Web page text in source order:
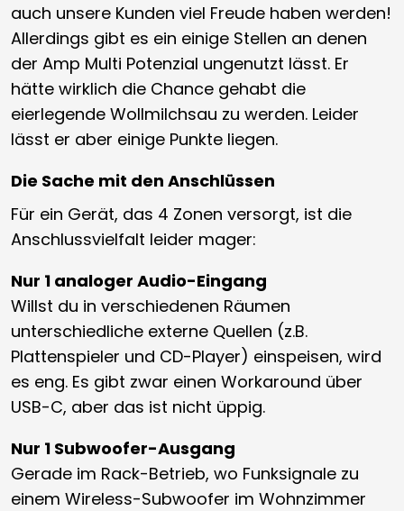
auch unsere Kunden viel Freude haben werden!
Allerdings gibt es ein einige Stellen an denen
der Amp Multi Potenzial ungenutzt lässt. Er
hätte wirklich die Chance gehabt die
eierlegende Wollmilchsau zu werden. Leider
lässt er aber einige Punkte liegen.
Die Sache mit den Anschlüssen
Für ein Gerät, das 4 Zonen versorgt, ist die
Anschlussvielfalt leider mager:
Nur 1 analoger Audio-Eingang
Willst du in verschiedenen Räumen
unterschiedliche externe Quellen (z.B.
Plattenspieler und CD-Player) einspeisen, wird
es eng. Es gibt zwar einen Workaround über
USB-C, aber das ist nicht üppig.
Nur 1 Subwoofer-Ausgang
Gerade im Rack-Betrieb, wo Funksignale zu
einem Wireless-Subwoofer im Wohnzimmer